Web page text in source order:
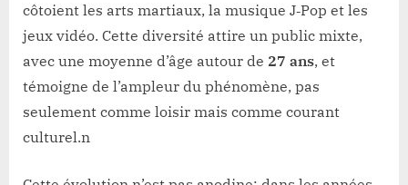
côtoient les arts martiaux, la musique J‑Pop et les
jeux vidéo. Cette diversité attire un public mixte,
avec une moyenne d’âge autour de 27 ans, et
témoigne de l’ampleur du phénomène, pas
seulement comme loisir mais comme courant
culturel.n